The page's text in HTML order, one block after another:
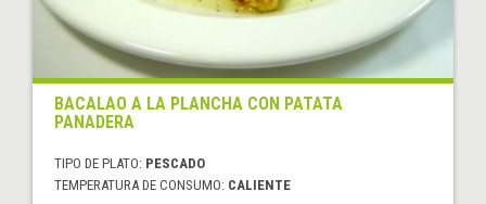
BACALAO A LA PLANCHA CON PATATA
PANADERA
TIPO DE PLATO: PESCADO
TEMPERATURA DE CONSUMO: CALIENTE